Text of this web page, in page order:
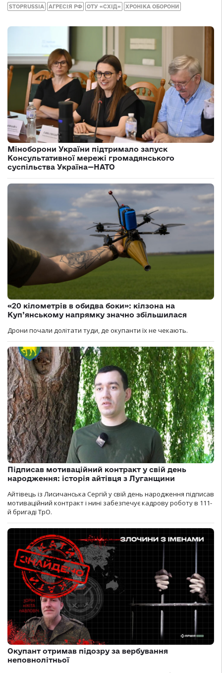
STOPRUSSIA АГРЕСІЯ РФ ОТУ «СХІД» ХРОНІКА ОБОРОНИ
Міноборони України підтримало запуск
Консультативної мережі громадянського
суспільства Україна—НАТО
«20 кілометрів в обидва боки»: кілзона на
Куп’янському напрямку значно збільшилася
Дрони почали долітати туди, де окупанти їх не чекають.
Підписав мотиваційний контракт у свій день
народження: історія айтівця з Луганщини
Айтівець із Лисичанська Сергій у свій день народження підписав
мотиваційний контракт і нині забезпечує кадрову роботу в 111-
й бригаді ТрО.
Окупант отримав підозру за вербування
неповнолітньої